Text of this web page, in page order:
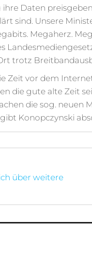
Daten
sind. Unsere
Megaherz.
trotz
Zeit vor dem
die gute alte Zeit
die sog.
Konopczynski
über weitere